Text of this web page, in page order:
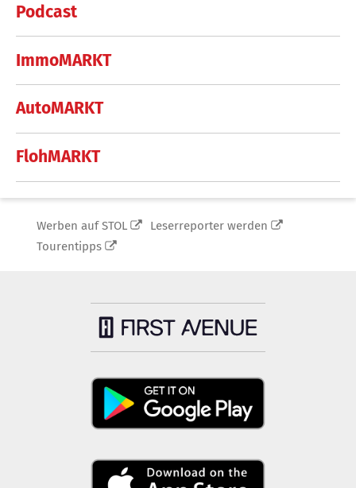
Podcast
ImmoMARKT
AutoMARKT
FlohMARKT
Werben auf STOL
Leserreporter werden
Tourentipps